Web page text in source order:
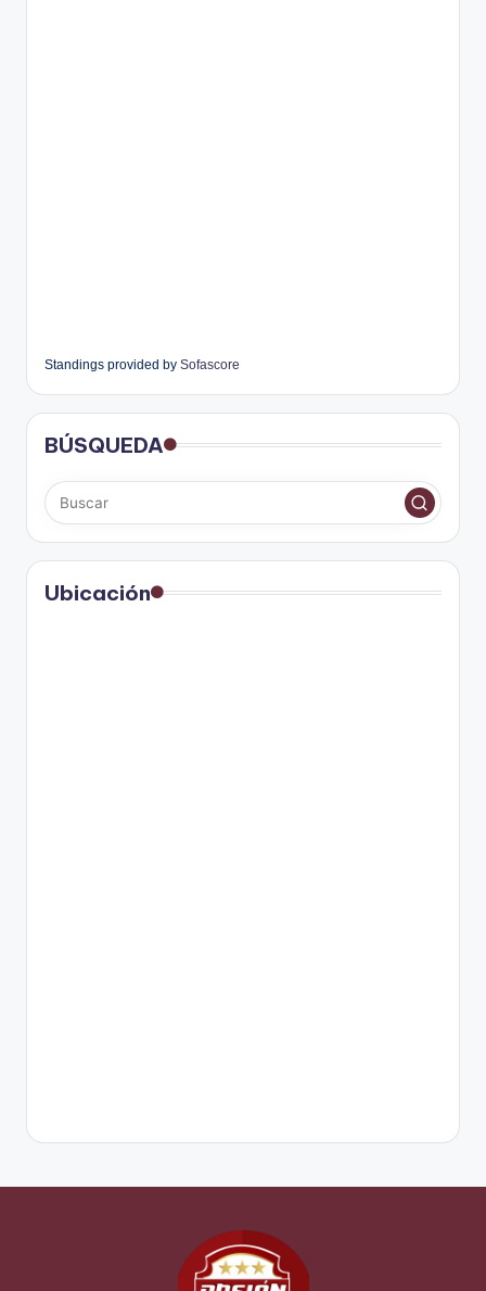
Standings provided by Sofascore
BÚSQUEDA
Ubicación